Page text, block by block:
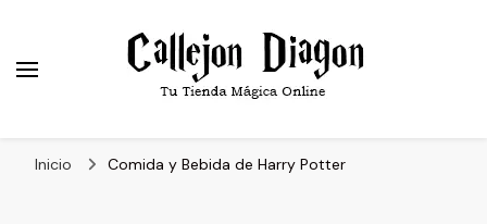
Inicio Comida y Bebida de Harry Potter